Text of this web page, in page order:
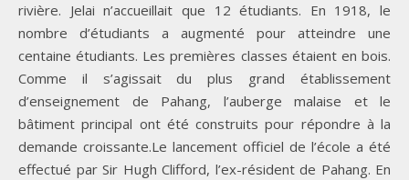
rivière. Jelai n’accueillait que 12 étudiants. En 1918, le
nombre d’étudiants a augmenté pour atteindre une
centaine étudiants. Les premières classes étaient en bois.
Comme il s’agissait du plus grand établissement
d’enseignement de Pahang, l’auberge malaise et le
bâtiment principal ont été construits pour répondre à la
demande croissante.Le lancement officiel de l’école a été
effectué par Sir Hugh Clifford, l’ex-résident de Pahang. En